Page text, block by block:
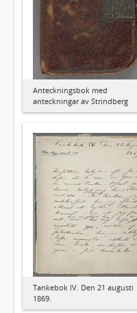
Anteckningsbok med
anteckningar av Strindberg
Tankebok IV. Den 21 augusti
1869.